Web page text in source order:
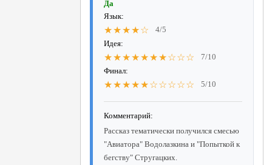
Да
Язык:
★★★★☆
4/5
Идея:
★★★★★★★☆☆☆
7/10
Финал:
★★★★★☆☆☆☆☆ 5/10
Комментарий:
Рассказ тематически получился смесью
"Авиатора" Водолазкина и "Попыткой к
бегству" Стругацких.